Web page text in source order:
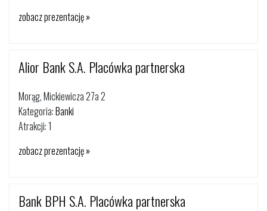
zobacz prezentację »
Alior Bank S.A. Placówka partnerska
Morąg, Mickiewicza 27a 2
Kategoria:Banki
Atrakcji: 1
zobacz prezentację »
Bank BPH S.A. Placówka partnerska